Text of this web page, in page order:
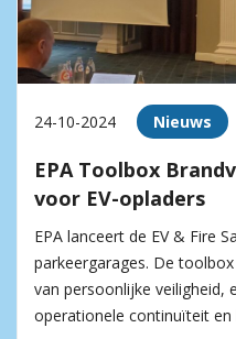
24-10-2024 Nieuws
EPA Toolbox
voor EV-opladers
EPA lanceert de EV & Fire
parkeergarages. De
van persoonlijke veiligheid,
operationele continuïteit en